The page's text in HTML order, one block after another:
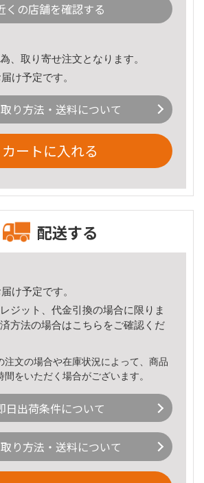
くの店舗を確認する
、取り寄せ注文となります。
け予定です。
り方法・送料について
カートに入れる
配送する
け予定です。
ジット、代金引換の場合に限りま
方法の場合はこちら をご確認くだ
文の場合や在庫状況によって、商品
間をいただく場合がございます。
日出荷条件について
り方法・送料について